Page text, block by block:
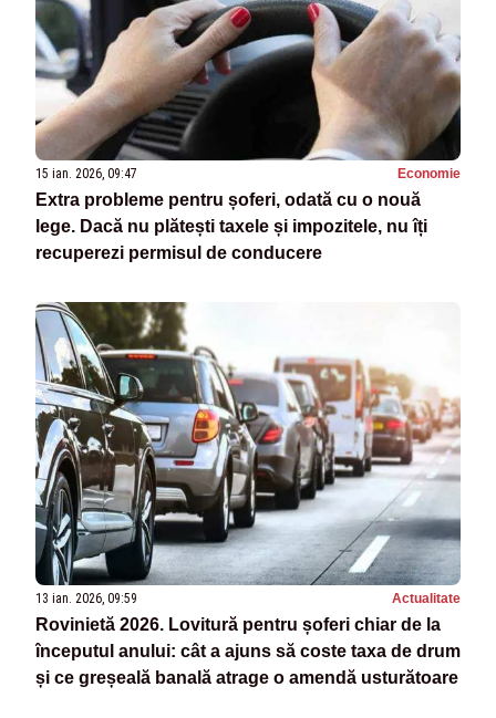
15 ian. 2026, 09:47 Economie
Extra probleme pentru șoferi, odată cu o nouă
lege. Dacă nu plătești taxele și impozitele, nu îți
recuperezi permisul de conducere
13 ian. 2026, 09:59 Actualitate
Rovinietă 2026. Lovitură pentru șoferi chiar de la
începutul anului: cât a ajuns să coste taxa de drum
și ce greșeală banală atrage o amendă usturătoare